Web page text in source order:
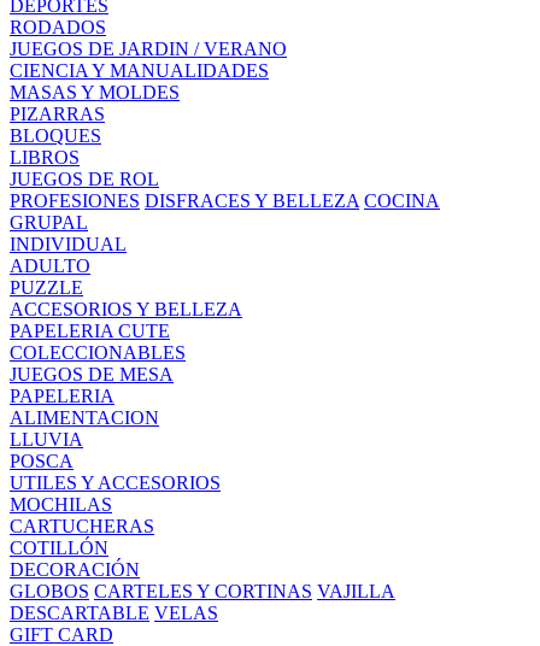
DEPORTES
RODADOS
JUEGOS DE JARDIN / VERANO
CIENCIA Y MANUALIDADES
MASAS Y MOLDES
PIZARRAS
BLOQUES
LIBROS
JUEGOS DE ROL
PROFESIONES DISFRACES Y BELLEZA COCINA
GRUPAL
INDIVIDUAL
ADULTO
PUZZLE
ACCESORIOS Y BELLEZA
PAPELERIA CUTE
COLECCIONABLES
JUEGOS DE MESA
PAPELERIA
ALIMENTACION
LLUVIA
POSCA
UTILES Y ACCESORIOS
MOCHILAS
CARTUCHERAS
COTILLÓN
DECORACIÓN
GLOBOS CARTELES Y CORTINAS VAJILLA
DESCARTABLE VELAS
GIFT CARD